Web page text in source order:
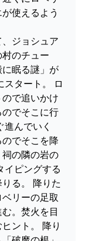
使えるよう
ジョシュア
のチュー
眠る謎」が
タート。 ロ
で追いかけ
でそこに行
んでいく
でそこを降
の隣の岩の
イピングする
る。 降りた
リーの足取
。焚火を目
ント。 降り